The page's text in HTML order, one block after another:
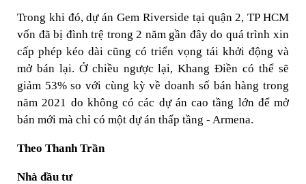
Trong khi đó, dự án Gem Riverside tại quận 2, TP HCM
vốn đã bị đình trệ trong 2 năm gần đây do quá trình xin
cấp phép kéo dài cũng có triển vọng tái khởi động và
mở bán lại. Ở chiều ngược lại, Khang Điền có thể sẽ
giảm 53% so với cùng kỳ về doanh số bán hàng trong
năm 2021 do không có các dự án cao tầng lớn để mở
bán mới mà chỉ có một dự án thấp tầng - Armena.
Theo Thanh Trần
Nhà đầu tư